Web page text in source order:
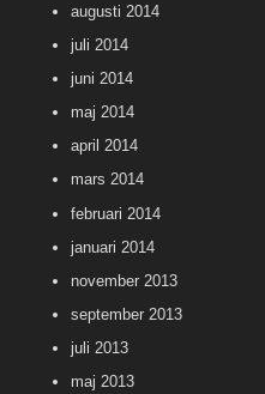
augusti 2014
juli 2014
juni 2014
maj 2014
april 2014
mars 2014
februari 2014
januari 2014
november 2013
september 2013
juli 2013
maj 2013